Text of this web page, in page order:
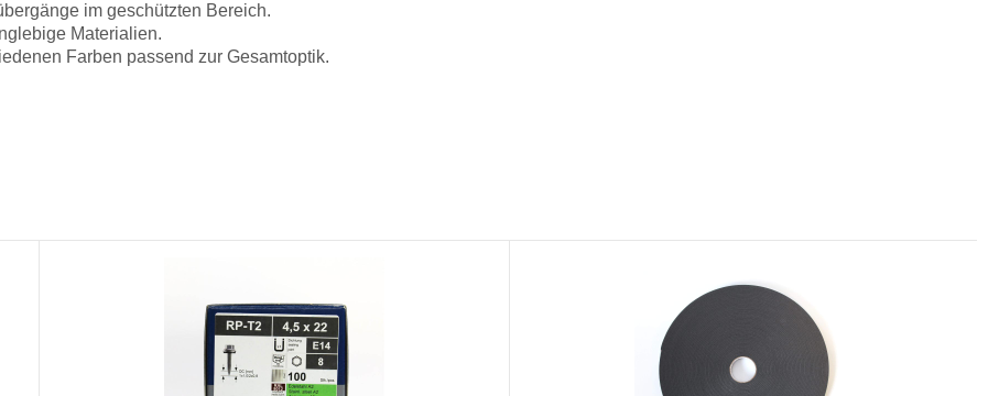
im geschützten Bereich.
Materialien.
Farben passend zur Gesamtoptik.